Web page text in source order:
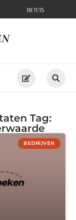
18:11:15
Tag:
BEDRIJVEN